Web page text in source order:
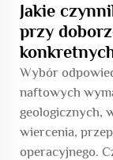
Jakie
przy
Wybór
naftowych
geologicznych,
wiercenia,
operacyjnego.